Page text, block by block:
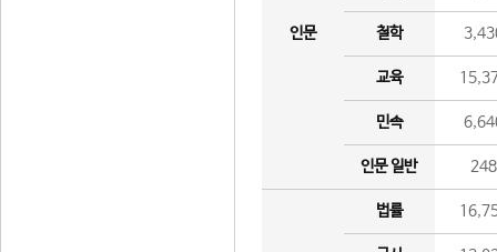
인문 철학
교육
민속
인문 일반 248
법률